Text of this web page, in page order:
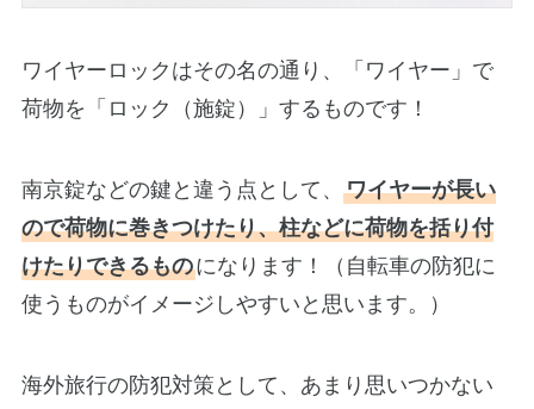
ワイヤーロックはその名の通り、「ワイヤー」で
荷物を「ロック（施錠）」するものです！
南京錠などの鍵と違う点として、 ワイヤーが長い
ので荷物に巻きつけたり、柱などに荷物を括り付
けたりできるものになります！（自転車の防犯に
使うものがイメージしやすいと思います。）
海外旅行の防犯対策として、あまり思いつかない